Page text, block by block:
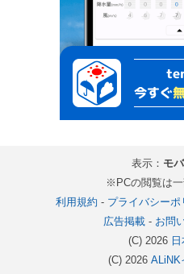
表示： モ
※PCの閲覧は
利用規約 - プライバシーポ
広告掲載- お問
(C) 2026
(C) 2026 ALiNK